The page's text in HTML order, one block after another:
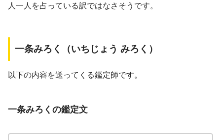
人一人を占っている訳ではなさそうです。
一条みろく（いちじょう みろく）
以下の内容を送ってくる鑑定師です。
一条みろくの鑑定文